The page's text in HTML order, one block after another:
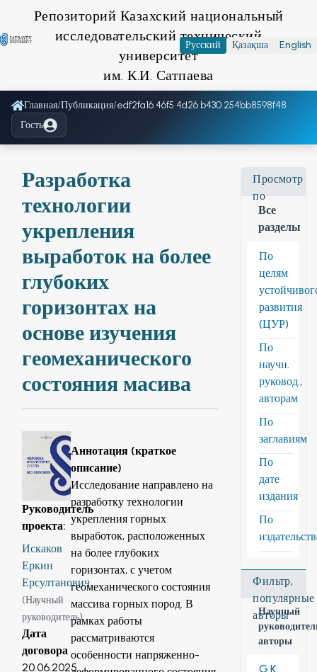
Репозиторий Казахский национальный
исследовательский технический
университет
им. К.И. Сатпаева
Русский Қазақша English
Главная/Публикация/edf2fa16 46f5 4d26 b430 254bb8598f48
Гость
Разработка
технологии
укрепления
выработок на более
глубоких
горизонтах на
основе изучения
геомеханического
состояния масива
Руководитель
проекта:
Искаков
Еркин
Ерсултанович
(Научный
руководитель)
Дата
договора
20.06.2025
Аннотация (краткое
описание)
Исследование направлено на
разработку технологии
укрепления горных
выработок, расположенных
на более глубоких
горизонтах, с учетом
геомеханического состояния
массива горных пород. В
рамках работы
рассматриваются
особенности напряженно-
Просмотр
по
Все
разделы
По
целям
развития
(ЦУР)
По
научн.
руковод.,
авторам
По
заглавиям
По
дате
издания
По
Фильтр,
популярные
авторы
Научный
авторы
G.K.